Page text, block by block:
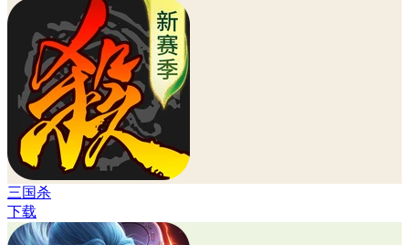
三国杀
下载